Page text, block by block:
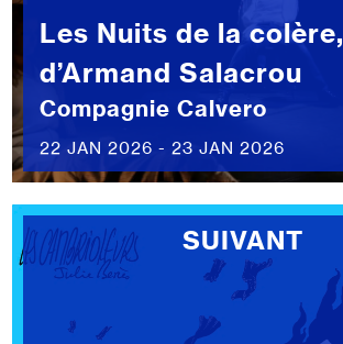
Les Nuits de la colère,
d’Armand Salacrou
Compagnie Calvero
22 JAN 2026 - 23 JAN 2026
SUIVANT